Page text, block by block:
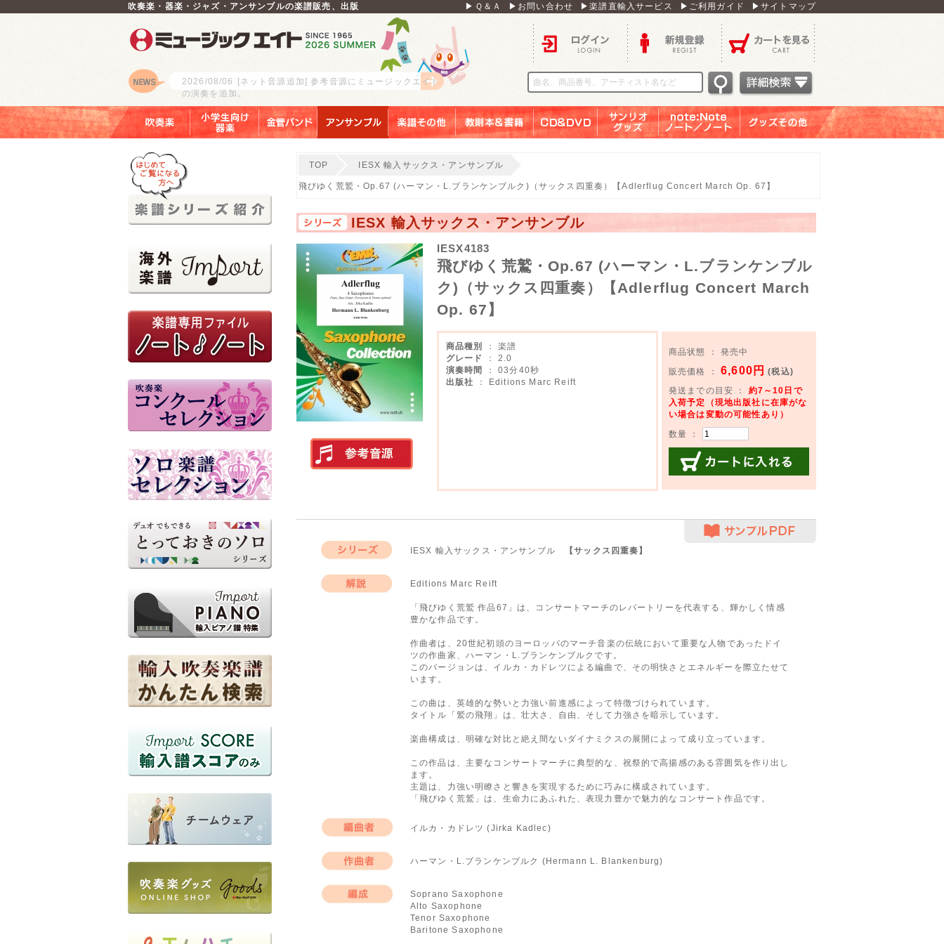
吹奏楽・器楽・ジャズ・アンサンブルの楽譜販売、出版 ▶Ｑ＆Ａ ▶お問い合わせ ▶楽譜直輸入サービス ▶ご利用ガイド ▶サイトマップ
ロゴ
2026/08/06
[ネット音源追加] 参考音源にミュージックエイト
の演奏を追加。
TOP IESX 輸入サックス・アンサンブル
飛びゆく荒鷲・Op.67 (ハーマン・L.ブランケンブルク)（サックス四重奏）【Adlerflug Concert March Op. 67】
IESX 輸入サックス・アンサンブル
参考音源（外部リンク）
IESX4183
飛びゆく荒鷲・Op.67 (ハーマン・L.ブランケンブル
ク)（サックス四重奏）【Adlerflug Concert March
Op. 67】
商品種別
： 楽譜
グレード
： 2.0
演奏時間
： 03分40秒
出版社
： Editions Marc Reift
商品状態 ： 発売中
販売価格 ：6,600円 (税込)
発送までの目安 ： 約7～10日で
入荷予定（現地出版社に在庫がな
い場合は変動の可能性あり）
数量 ：
IESX 輸入サックス・アンサンブル 【サックス四重奏】
Editions Marc Reift
「飛びゆく荒鷲 作品67」は、コンサートマーチのレパートリーを代表する、輝かしく情感
豊かな作品です。
作曲者は、20世紀初頭のヨーロッパのマーチ音楽の伝統において重要な人物であったドイ
ツの作曲家、ハーマン・L.ブランケンブルクです。
このバージョンは、イルカ・カドレツによる編曲で、その明快さとエネルギーを際立たせて
います。
この曲は、英雄的な勢いと力強い前進感によって特徴づけられています。
タイトル「鷲の飛翔」は、壮大さ、自由、そして力強さを暗示しています。
楽曲構成は、明確な対比と絶え間ないダイナミクスの展開によって成り立っています。
この作品は、主要なコンサートマーチに典型的な、祝祭的で高揚感のある雰囲気を作り出し
ます。
主題は、力強い明瞭さと響きを実現するために巧みに構成されています。
「飛びゆく荒鷲」は、生命力にあふれた、表現力豊かで魅力的なコンサート作品です。
イルカ・カドレツ (Jirka Kadlec)
ハーマン・L.ブランケンブルク (Hermann L. Blankenburg)
Soprano Saxophone
Alto Saxophone
Tenor Saxophone
Baritone Saxophone